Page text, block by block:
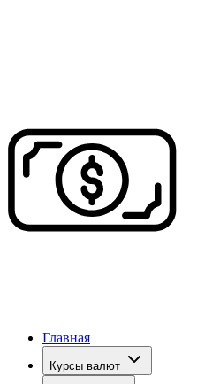
Главная
Курсы валют